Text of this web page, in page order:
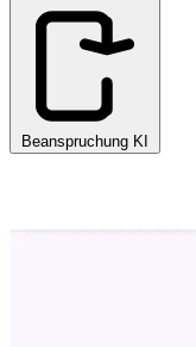
Beanspruchung KI